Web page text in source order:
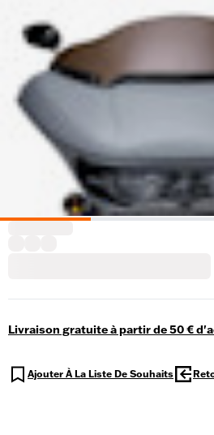
Livraison gratuite à partir de 50 €
Ajouter À La Liste De Souhaits